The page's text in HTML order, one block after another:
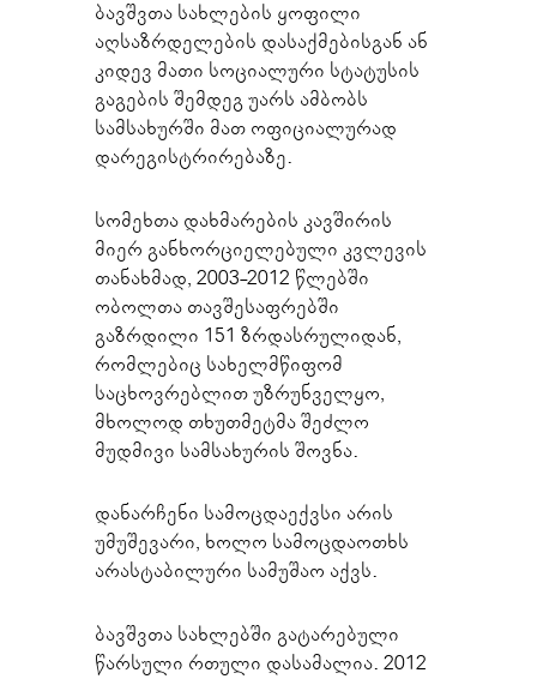
ბავშვთა სახლების ყოფილი
აღსაზრდელების დასაქმებისგან ან
კიდევ მათი სოციალური სტატუსის
გაგების შემდეგ უარს ამბობს
სამსახურში მათ ოფიციალურად
დარეგისტრირებაზე.
სომეხთა დახმარების კავშირის
მიერ განხორციელებული კვლევის
თანახმად, 2003-2012 წლებში
ობოლთა თავშესაფრებში
გაზრდილი 151 ზრდასრულიდან,
რომლებიც სახელმწიფომ
საცხოვრებლით უზრუნველყო,
მხოლოდ თხუთმეტმა შეძლო
მუდმივი სამსახურის შოვნა.
დანარჩენი სამოცდაექვსი არის
უმუშევარი, ხოლო სამოცდაოთხს
არასტაბილური სამუშაო აქვს.
ბავშვთა სახლებში გატარებული
წარსული რთული დასამალია. 2012